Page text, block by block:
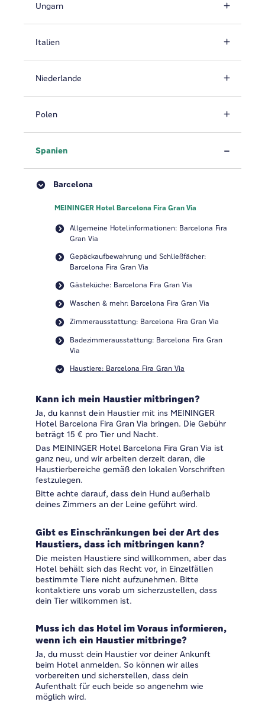
Ungarn
Italien
Niederlande
Polen
Spanien
Barcelona
MEININGER Hotel Barcelona Fira Gran Via
Allgemeine Hotelinformationen: Barcelona Fira
Gran Via
Gepäckaufbewahrung und Schließfächer:
Barcelona Fira Gran Via
Gästeküche: Barcelona Fira Gran Via
Waschen & mehr: Barcelona Fira Gran Via
Zimmerausstattung: Barcelona Fira Gran Via
Badezimmerausstattung: Barcelona Fira Gran
Via
Haustiere: Barcelona Fira Gran Via
Kann ich mein Haustier mitbringen?
Ja, du kannst dein Haustier mit ins MEININGER
Hotel Barcelona Fira Gran Via bringen. Die Gebühr
beträgt 15 € pro Tier und Nacht.
Das MEININGER Hotel Barcelona Fira Gran Via ist
ganz neu, und wir arbeiten derzeit daran, die
Haustierbereiche gemäß den lokalen Vorschriften
festzulegen.
Bitte achte darauf, dass dein Hund außerhalb
deines Zimmers an der Leine geführt wird.
Gibt es Einschränkungen bei der Art des
Haustiers, dass ich mitbringen kann?
Die meisten Haustiere sind willkommen, aber das
Hotel behält sich das Recht vor, in Einzelfällen
bestimmte Tiere nicht aufzunehmen. Bitte
kontaktiere uns vorab um sicherzustellen, dass
dein Tier willkommen ist.
Muss ich das Hotel im Voraus informieren,
wenn ich ein Haustier mitbringe?
Ja, du musst dein Haustier vor deiner Ankunft
beim Hotel anmelden. So können wir alles
vorbereiten und sicherstellen, dass dein
Aufenthalt für euch beide so angenehm wie
möglich wird.